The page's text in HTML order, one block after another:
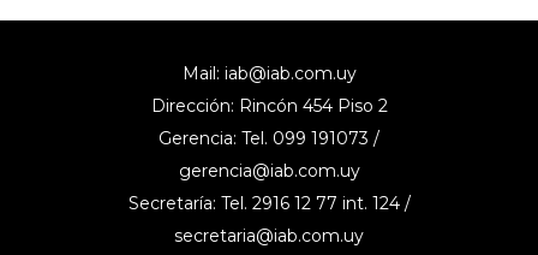
Mail: iab@iab.com.uy
Dirección: Rincón 454 Piso 2
Gerencia: Tel. 099 191073 /
gerencia@iab.com.uy
Secretaría: Tel. 2916 12 77 int. 124 /
secretaria@iab.com.uy